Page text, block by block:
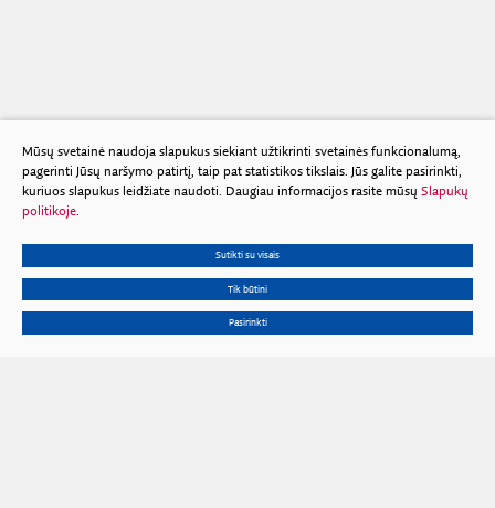
Mūsų svetainė naudoja slapukus siekiant užtikrinti svetainės funkcionalumą,
pagerinti Jūsų naršymo patirtį, taip pat statistikos tikslais. Jūs galite pasirinkti,
kuriuos slapukus leidžiate naudoti. Daugiau informacijos rasite mūsų Slapukų
politikoje.
Sutikti su visais
Tik būtini
Pasirinkti